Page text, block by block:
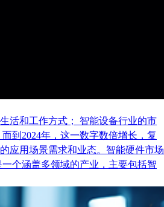
活和工作方式； 智能设备行业的市
到2024年，这一数字数倍增长，复
应用场景需求和业态。智能硬件市场
个涵盖多领域的产业，主要包括智